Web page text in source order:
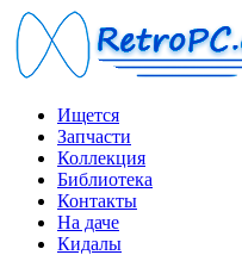
Ищется
Запчасти
Коллекция
Библиотека
Контакты
На даче
Кидалы